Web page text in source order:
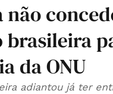
não
brasileira
da ONU
adiantou já ter